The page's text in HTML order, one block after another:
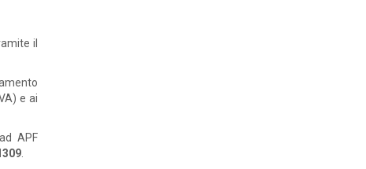
il
e ai
APF